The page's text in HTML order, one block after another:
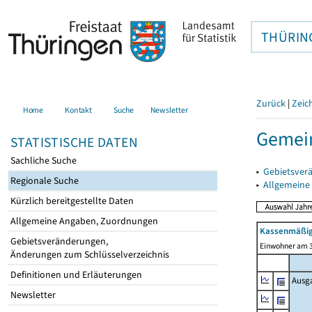
Home Kontakt Suche Newsletter
STATISTISCHE DATEN
Sachliche Suche
Regionale Suche
Kürzlich bereitgestellte Daten
Allgemeine Angaben, Zuordnungen
Gebietsveränderungen,
Änderungen zum Schlüsselverzeichnis
Definitionen und Erläuterungen
Newsletter
Zurück |
▸
▸
Einwohner am